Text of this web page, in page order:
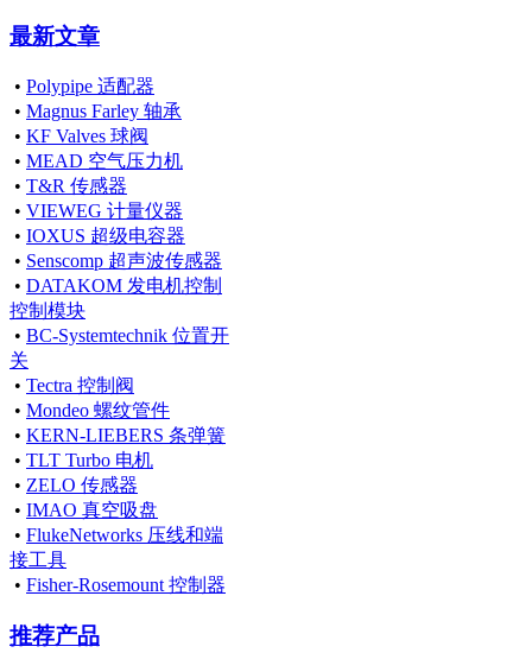
最新文章
• Polypipe 适配器
• Magnus Farley 轴承
• KF Valves 球阀
• MEAD 空气压力机
• T&R 传感器
• VIEWEG 计量仪器
• IOXUS 超级电容器
• Senscomp 超声波传感器
• DATAKOM 发电机控制
控制模块
• BC-Systemtechnik 位置开
关
• Tectra 控制阀
• Mondeo 螺纹管件
• KERN-LIEBERS 条弹簧
• TLT Turbo 电机
• ZELO 传感器
• IMAO 真空吸盘
• FlukeNetworks 压线和端
接工具
• Fisher-Rosemount 控制器
推荐产品